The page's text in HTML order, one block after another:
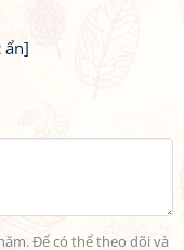
Để có thể theo dõi và
ẩn]